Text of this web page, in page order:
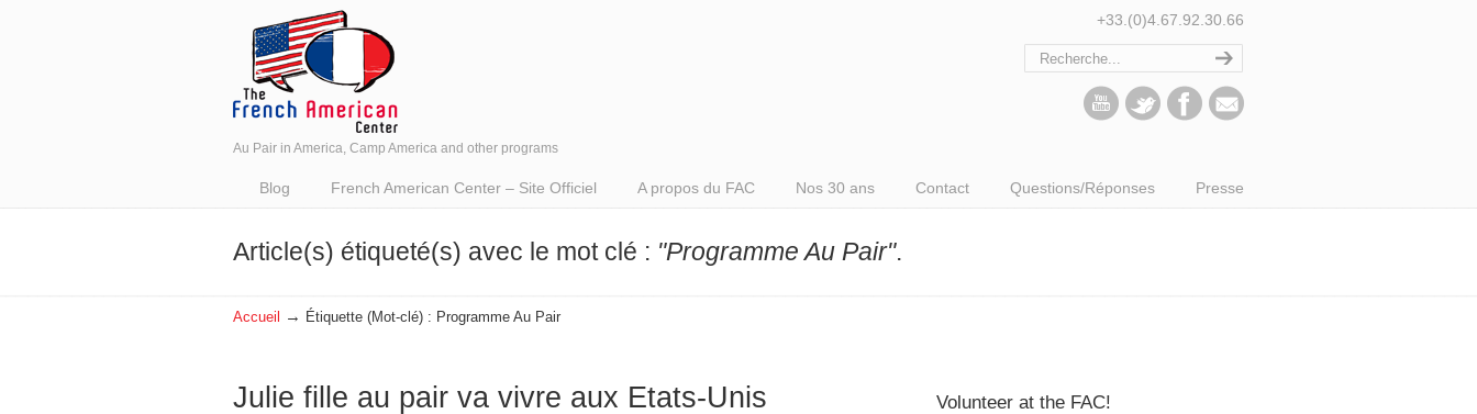
Au Pair in America, Camp America and other programs
+33.(0)4.67.92.30.66
Blog French American Center – Site Officiel A propos du FAC Nos 30 ans Contact Questions/Réponses Presse
Article(s) étiqueté(s) avec le mot clé : "Programme Au Pair".
Accueil → Étiquette (Mot-clé) : Programme Au Pair
Julie fille au pair va vivre aux Etats-Unis Volunteer at the FAC!